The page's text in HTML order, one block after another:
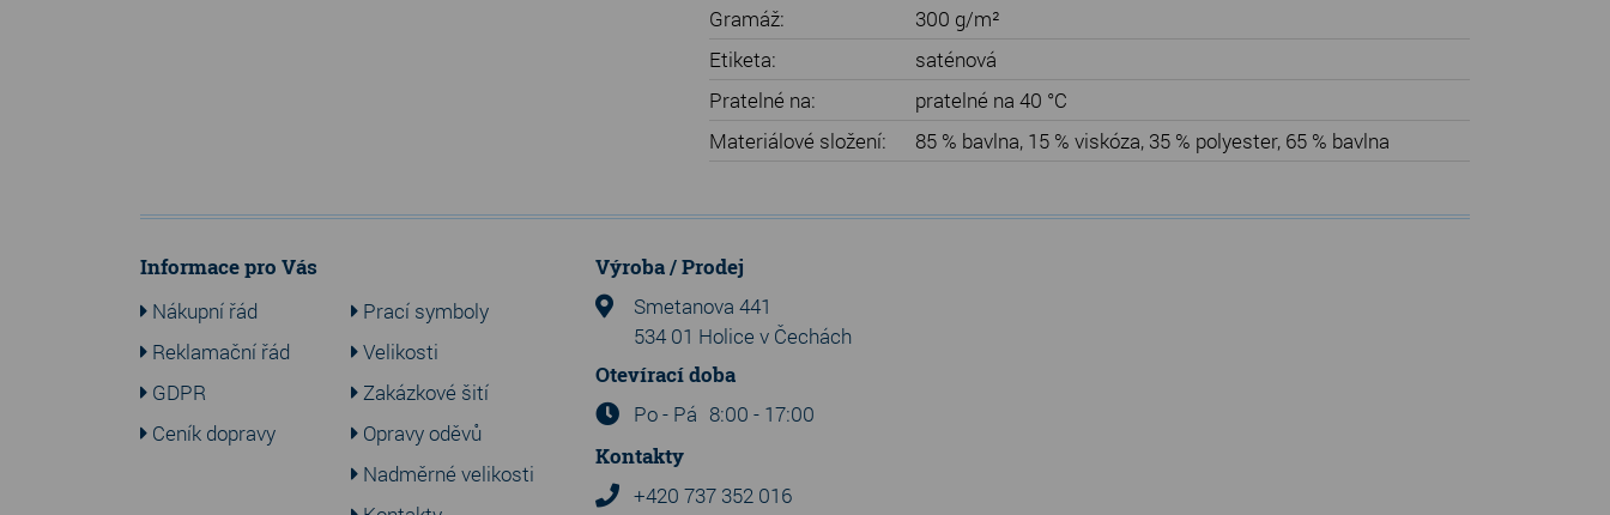
Gramáž:
300 g/m²
Etiketa:
saténová
Pratelné na:
pratelné na 40 °C
Materiálové složení:
85 % bavlna, 15 % viskóza, 35 % polyester, 65 % bavlna
Informace pro Vás
Nákupní řád
Reklamační řád
GDPR
Ceník dopravy
Prací symboly
Velikosti
Zakázkové šití
Opravy oděvů
Nadměrné velikosti
Výroba / Prodej
Smetanova 441
534 01 Holice v Čechách
Otevírací doba
Po - Pá 8:00 - 17:00
Kontakty
+420 737 352 016